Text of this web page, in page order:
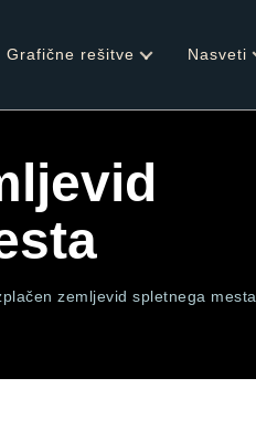
Grafične rešitve Nasveti
zemljevid spletnega mesta